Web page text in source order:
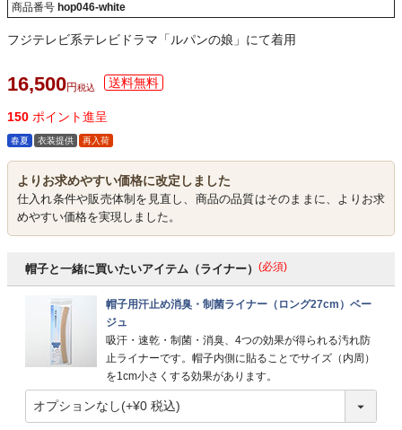
商品番号 hop046-white
フジテレビ系テレビドラマ「ルパンの娘」にて着用
16,500 税込
150 ポイント進呈
春夏 衣装提供 再入荷
よりお求めやすい価格に改定しました
仕入れ条件や販売体制を見直し、商品の品質はそのままに、よりお求
めやすい価格を実現しました。
帽子と一緒に買いたいアイテム（ライナー） (必須)
帽子用汗止め消臭・制菌ライナー（ロング27cm）ベー
ジュ
吸汗・速乾・制菌・消臭、4つの効果が得られる汚れ防
止ライナーです。帽子内側に貼ることでサイズ（内周）
を1cm小さくする効果があります。